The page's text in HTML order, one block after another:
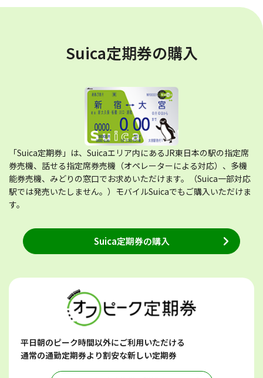
Suica定期券の購入
「Suica定期券」は、Suicaエリア内にあるJR東日本の駅の指定席
券売機、話せる指定席券売機（オペレーターによる対応）、多機
能券売機、みどりの窓口でお求めいただけます。（Suica一部対応
駅では発売いたしません。）モバイルSuicaでもご購入いただけま
す。
Suica定期券の購入
平日朝のピーク時間以外にご利用いただける
通常の通勤定期券より割安な新しい定期券